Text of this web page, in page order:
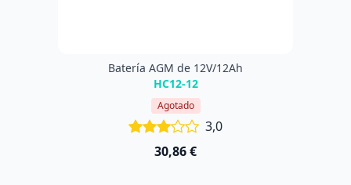
Batería AGM de 12V/12Ah
HC12-12
Agotado
3,0
30,86 €